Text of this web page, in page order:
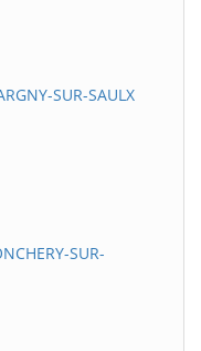
SUR-SAULX
SUR-